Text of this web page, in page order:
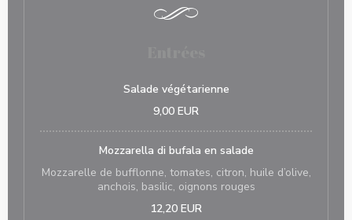
Salade végétarienne
9,00 EUR
Mozzarella di bufala en salade
Mozzarelle de bufflonne, tomates, citron, huile d’olive,
anchois, basilic, oignons rouges
12,20 EUR